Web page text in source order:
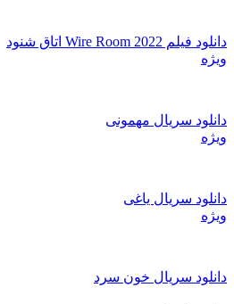
دانلود فیلم Wire Room 2022 اتاق شنود
ویژه
دانلود سریال مهمونی
ویژه
دانلود سریال یاغی
ویژه
دانلود سریال خون سرد